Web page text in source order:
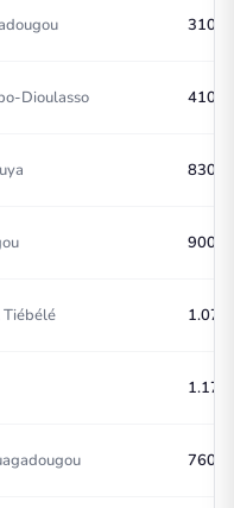
310 –
Dioulasso 410 –
830 –
900 –
Tiébélé 1.070
1.170
760 –